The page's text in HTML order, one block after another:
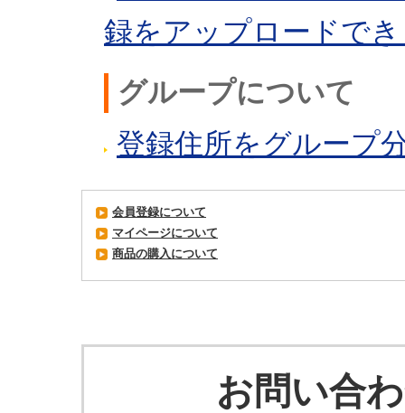
録をアップロードで
グループについて
登録住所をグループ
会員登録について
マイページについて
商品の購入について
お問い合